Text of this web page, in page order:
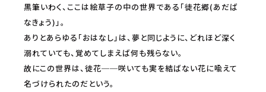
黒筆いわく、ここは絵草子の中の世界である「徒花郷(あだば
なきょう)」。
ありとあらゆる「おはなし」は、夢と同じように、どれほど深く
溺れていても、覚めてしまえば何も残らない。
故にこの世界は、徒花──咲いても実を結ばない花に喩えて
名づけられたのだという。